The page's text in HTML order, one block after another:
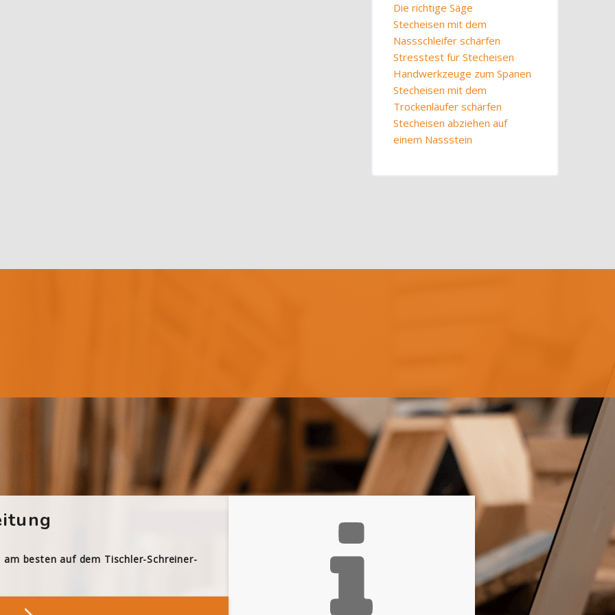
Die richtige Säge
Stecheisen mit dem
Nassschleifer schärfen
Stresstest für Stecheisen
Handwerkzeuge zum Spanen
Stecheisen mit dem
Trockenläufer schärfen
Stecheisen abziehen auf
einem Nassstein
besten auf dem Tischler-Schreiner-